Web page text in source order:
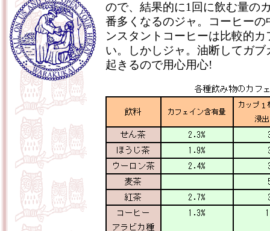
ので、結果的に1回に飲む量の
番多くなるのジャ。コーヒー
ンスタントコーヒーは比較的
い。しかしジャ。油断してガ
起きるので用心用心!